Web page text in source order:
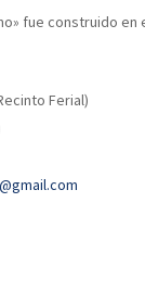
fue construido
Ferial)